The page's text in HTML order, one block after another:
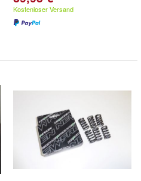
Kostenloser Versand